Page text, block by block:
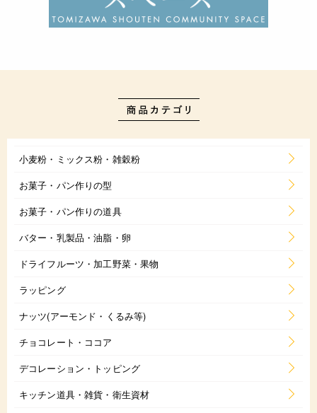
小麦粉・ミックス粉・雑穀粉
お菓子・パン作りの型
お菓子・パン作りの道具
バター・乳製品・油脂・卵
ドライフルーツ・加工野菜・果物
ラッピング
ナッツ(アーモンド・くるみ等)
チョコレート・ココア
デコレーション・トッピング
キッチン道具・雑貨・衛生資材